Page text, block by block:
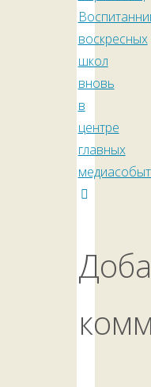
воскресных
школ
вновь
в
центре
главных